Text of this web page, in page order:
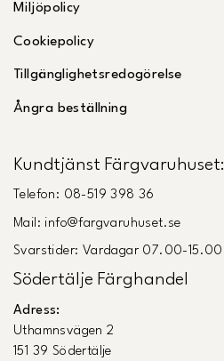
Miljöpolicy
Cookiepolicy
Tillgänglighetsredogörelse
Ångra beställning
Kundtjänst Färgvaruhuset:
Telefon: 08-519 398 36
Mail: info@fargvaruhuset.se
Svarstider: Vardagar 07.00-15.00
Södertälje Färghandel
Adress:
Uthamnsvägen 2
151 39 Södertälje